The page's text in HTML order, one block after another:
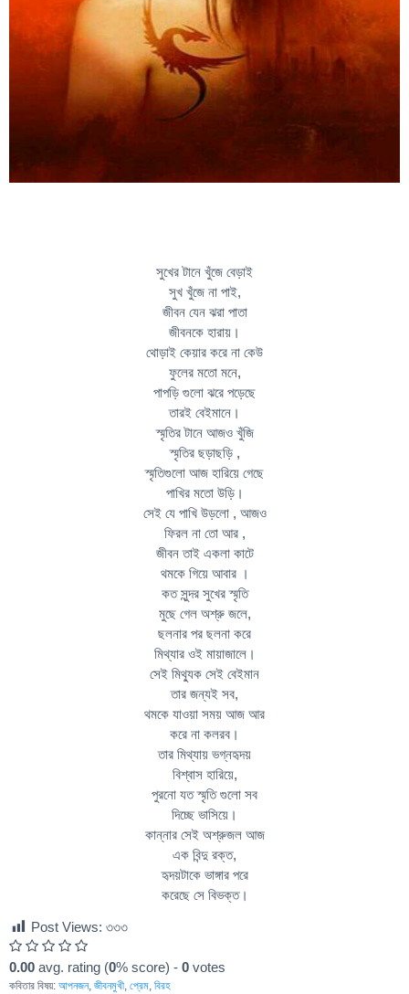
সুখের টানে খুঁজে বেড়াই
সুখ খুঁজে না পাই,
জীবন যেন ঝরা পাতা
জীবনকে হারায়।
থোড়াই কেয়ার করে না কেউ
ফুলের মতো মনে,
পাপড়ি গুলো ঝরে পড়েছে
তারই বেইমানে।
স্মৃতির টানে আজও খুঁজি
স্মৃতির ছড়াছড়ি ,
স্মৃতিগুলো আজ হারিয়ে গেছে
পাখির মতো উড়ি।
সেই যে পাখি উড়লো , আজও
ফিরল না তো আর ,
জীবন তাই একলা কাটে
থমকে গিয়ে আবার ।
কত সুন্দর সুখের স্মৃতি
মুছে গেল অশ্রু জলে,
ছলনার পর ছলনা করে
মিথ্যার ওই মায়াজালে।
সেই মিথ্যুক সেই বেইমান
তার জন্যই সব,
থমকে যাওয়া সময় আজ আর
করে না কলরব।
তার মিথ্যায় ভগ্নহৃদয়
বিশ্বাস হারিয়ে,
পুরনো যত স্মৃতি গুলো সব
দিচ্ছে ভাসিয়ে।
কান্নার সেই অশ্রুজল আজ
এক বিন্দু রক্ত,
হৃদয়টাকে ভাঙ্গার পরে
করেছে সে বিভক্ত।
Post Views: ৩৩৩
0.00 avg. rating (0% score) - 0 votes
কবিতার বিষয়: আপনজন, জীবনমুখী, প্রেম, বিরহ